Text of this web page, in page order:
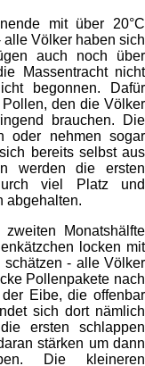
mit über 20°C
Völker haben sich
auch noch über
Massentracht nicht
begonnen. Dafür
den die Völker
brauchen. Die
oder nehmen sogar
bereits selbst aus
werden die ersten
viel Platz und
abgehalten.
Monatshälfte
locken mit
- alle Völker
Pollenpakete nach
Eibe, die offenbar
sich dort nämlich
ersten schlappen
stärken um dann
Die kleineren